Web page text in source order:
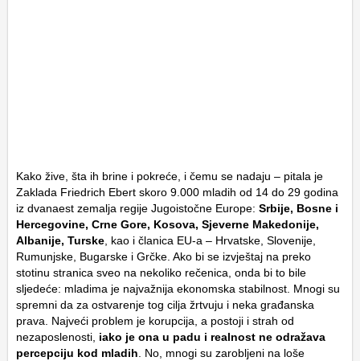
Kako žive, šta ih brine i pokreće, i čemu se nadaju – pitala je
Zaklada Friedrich Ebert skoro 9.000 mladih od 14 do 29 godina
iz dvanaest zemalja regije Jugoistočne Europe: Srbije, Bosne i
Hercegovine, Crne Gore, Kosova, Sjeverne Makedonije,
Albanije, Turske , kao i članica EU-a – Hrvatske, Slovenije,
Rumunjske, Bugarske i Grčke. Ako bi se izvještaj na preko
stotinu stranica sveo na nekoliko rečenica, onda bi to bile
sljedeće: mladima je najvažnija ekonomska stabilnost. Mnogi su
spremni da za ostvarenje tog cilja žrtvuju i neka građanska
prava. Najveći problem je korupcija, a postoji i strah od
nezaposlenosti, iako je ona u padu i realnost ne odražava
percepciju kod mladih . No, mnogi su zarobljeni na loše